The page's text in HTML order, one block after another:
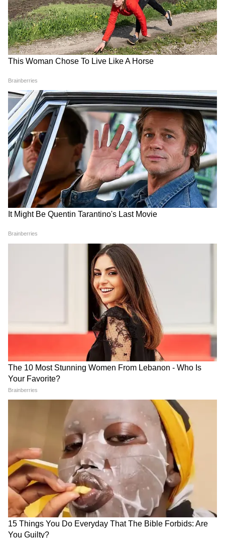
Related Articles
Hormuz Strait: হরমুজে জাহাজ নিয়ে সরাসরি কথা,
সুইজারল্যান্ডের বৈঠকের পরই লাইন চালু ইরান-
আমেরিকার
ইরান-আমেরিকা যুদ্ধে ইতি টানতে দেবেন না
নেতানিয়াহু? লেবাননে হামলার পরই স্থগিত আলোচনা
'বিবি'-র রাজনৈতিক চাপ: ট্রাম্প ও ভ্যান্সের খেলা কি
ইজরায়েল ভেস্তে দেবে?
এই পুরো আলোচনা সফল হওয়ার পথে সবচেয়ে
বড় বাধা এবং সংশয় তৈরি হয়েছে ইজরায়েলের
দিক থেকে। মার্কিন গোয়েন্দা রিপোর্টে এক ভয়াবহ
সতর্কবার্তা দেওয়া হয়েছে। রিপোর্ট অনুযায়ী,
ইজরায়েলের প্রধানমন্ত্রী বেঞ্জামিন নেতানিয়াহুর
(যিনি 'বিবি' নামেও পরিচিত) ওপর হিজবুল্লার
বিরুদ্ধে সামরিক অভিযান চালিয়ে যাওয়ার জন্য
মারাত্মক অভ্যন্তরীণ রাজনৈতিক চাপ রয়েছে।
লেবাননে ইজরায়েলি সেনা মোতায়েন রাখার ওপরই
তার চেয়ার টিকে আছে। মার্কিন কর্মকর্তাদের
আশঙ্কা, নেতানিয়াহু নিজের রাজনৈতিক ক্ষমতা
বাঁচাতে ইচ্ছাকৃতভাবে এই মার্কিন-ইরান আলোচনায়
বাধা দেওয়ার চেষ্টা করতে পারেন। লেবাননে
ক্রমাগত ইজরায়েলি হামলা এবং তার জবাবে
ইরানের হরমুজ প্রণালী বন্ধ করে দেওয়ার হুমকি
এটাই প্রমাণ করে যে, এই শান্তি আলোচনা
যেকোনো মুহূর্তে একটি নতুন বড় যুদ্ধের রূপ নিতে
পারে। সুইজারল্যান্ডে জেডি ভ্যান্স এবং ইরানের
বিদেশমন্ত্রী আব্বাস আরাঘচির মধ্যে চলা এই বৈঠক
সফল হবে কি না, সেই দিকেই এখন তাকিয়ে আছে
গোটা বিশ্ব।